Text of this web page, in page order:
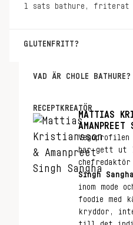
1 sats bathure, friterat
GLUTENFRITT?
VAD ÄR CHOLE BATHURE?
godaste vi båda vet.
och även om du
jobbigt så ligger hela
kokar kikärtorna själv
Det är det som ger dem
den mustiga smaken.
ris eller roti/chapati,
bhatura. Säg chole
Punjab och det
RECEPTKREATÖR
MATTIAS
AMANPREET
Vegoprofilen
har gett ut
Singh Sangha
inom mode
foodie med
kryddor,